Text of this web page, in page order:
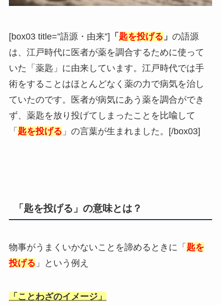
[box03 title=”語源・由来”] 「 匙を投げる 」 の語源
は、江戸時代に医者が薬を調合するために使って
いた「薬匙」に由来しています。江戸時代では手
術をすることはほとんどなく薬の力で病気を治し
ていたのです。医者が病気にあう薬を調合ができ
ず、薬匙を放り投げてしまったことを比喩して
「 匙を投げる 」の言葉が生まれました。[/box03]
「匙を投げる」の意味とは？
物事がうまくいかないことを諦めるときに「 匙を
投げる 」という例え
「ことわざのイメージ」